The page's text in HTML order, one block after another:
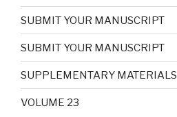
SUBMIT YOUR MANUSCRIPT
SUBMIT YOUR MANUSCRIPT
SUPPLEMENTARY MATERIALS
VOLUME 23